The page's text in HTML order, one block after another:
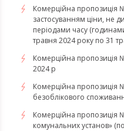
Комерційна пропозиція
застосуванням ціни, не
періодами часу
травня 2024 року по 31
Комерційна пропозиція
2024 р
Комерційна пропозиція
безоблікового
Комерційна
комунальних установ»